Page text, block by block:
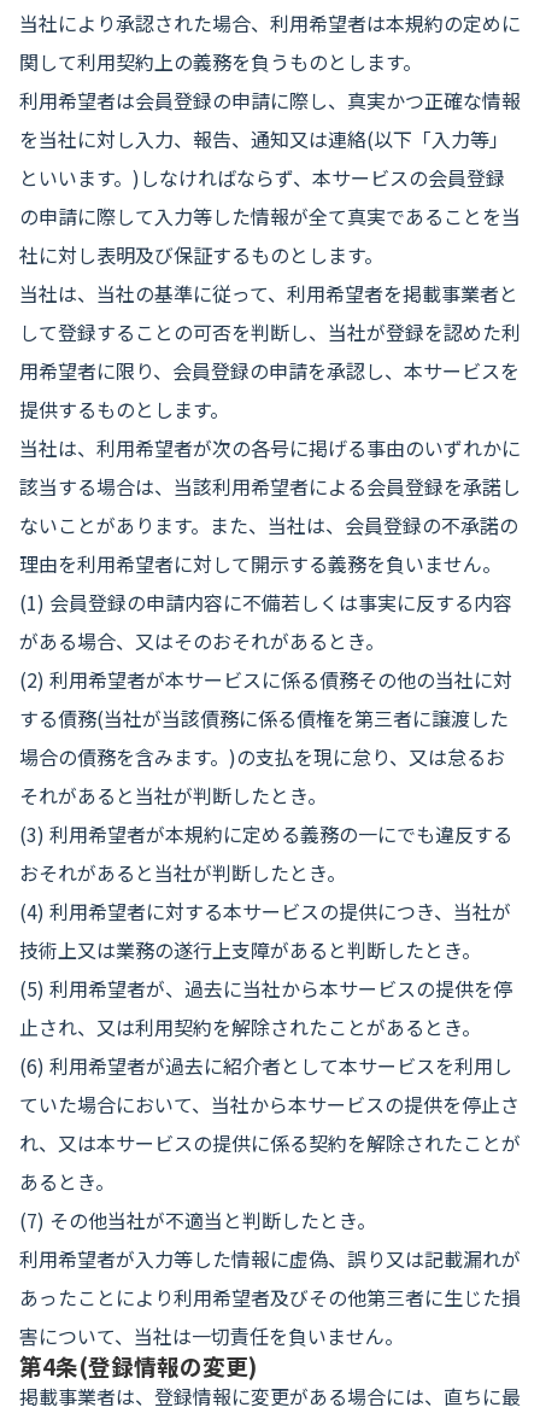
当社により承認された場合、利用希望者は本規約の定めに
関して利用契約上の義務を負うものとします。
利用希望者は会員登録の申請に際し、真実かつ正確な情報
を当社に対し入力、報告、通知又は連絡(以下「入力等」
といいます。)しなければならず、本サービスの会員登録
の申請に際して入力等した情報が全て真実であることを当
社に対し表明及び保証するものとします。
当社は、当社の基準に従って、利用希望者を掲載事業者と
して登録することの可否を判断し、当社が登録を認めた利
用希望者に限り、会員登録の申請を承認し、本サービスを
提供するものとします。
当社は、利用希望者が次の各号に掲げる事由のいずれかに
該当する場合は、当該利用希望者による会員登録を承諾し
ないことがあります。また、当社は、会員登録の不承諾の
理由を利用希望者に対して開示する義務を負いません。
(1) 会員登録の申請内容に不備若しくは事実に反する内容
がある場合、又はそのおそれがあるとき。
(2) 利用希望者が本サービスに係る債務その他の当社に対
する債務(当社が当該債務に係る債権を第三者に譲渡した
場合の債務を含みます。)の支払を現に怠り、又は怠るお
それがあると当社が判断したとき。
(3) 利用希望者が本規約に定める義務の一にでも違反する
おそれがあると当社が判断したとき。
(4) 利用希望者に対する本サービスの提供につき、当社が
技術上又は業務の遂行上支障があると判断したとき。
(5) 利用希望者が、過去に当社から本サービスの提供を停
止され、又は利用契約を解除されたことがあるとき。
(6) 利用希望者が過去に紹介者として本サービスを利用し
ていた場合において、当社から本サービスの提供を停止さ
れ、又は本サービスの提供に係る契約を解除されたことが
あるとき。
(7) その他当社が不適当と判断したとき。
利用希望者が入力等した情報に虚偽、誤り又は記載漏れが
あったことにより利用希望者及びその他第三者に生じた損
害について、当社は一切責任を負いません。
第4条(登録情報の変更)
掲載事業者は、登録情報に変更がある場合には、直ちに最